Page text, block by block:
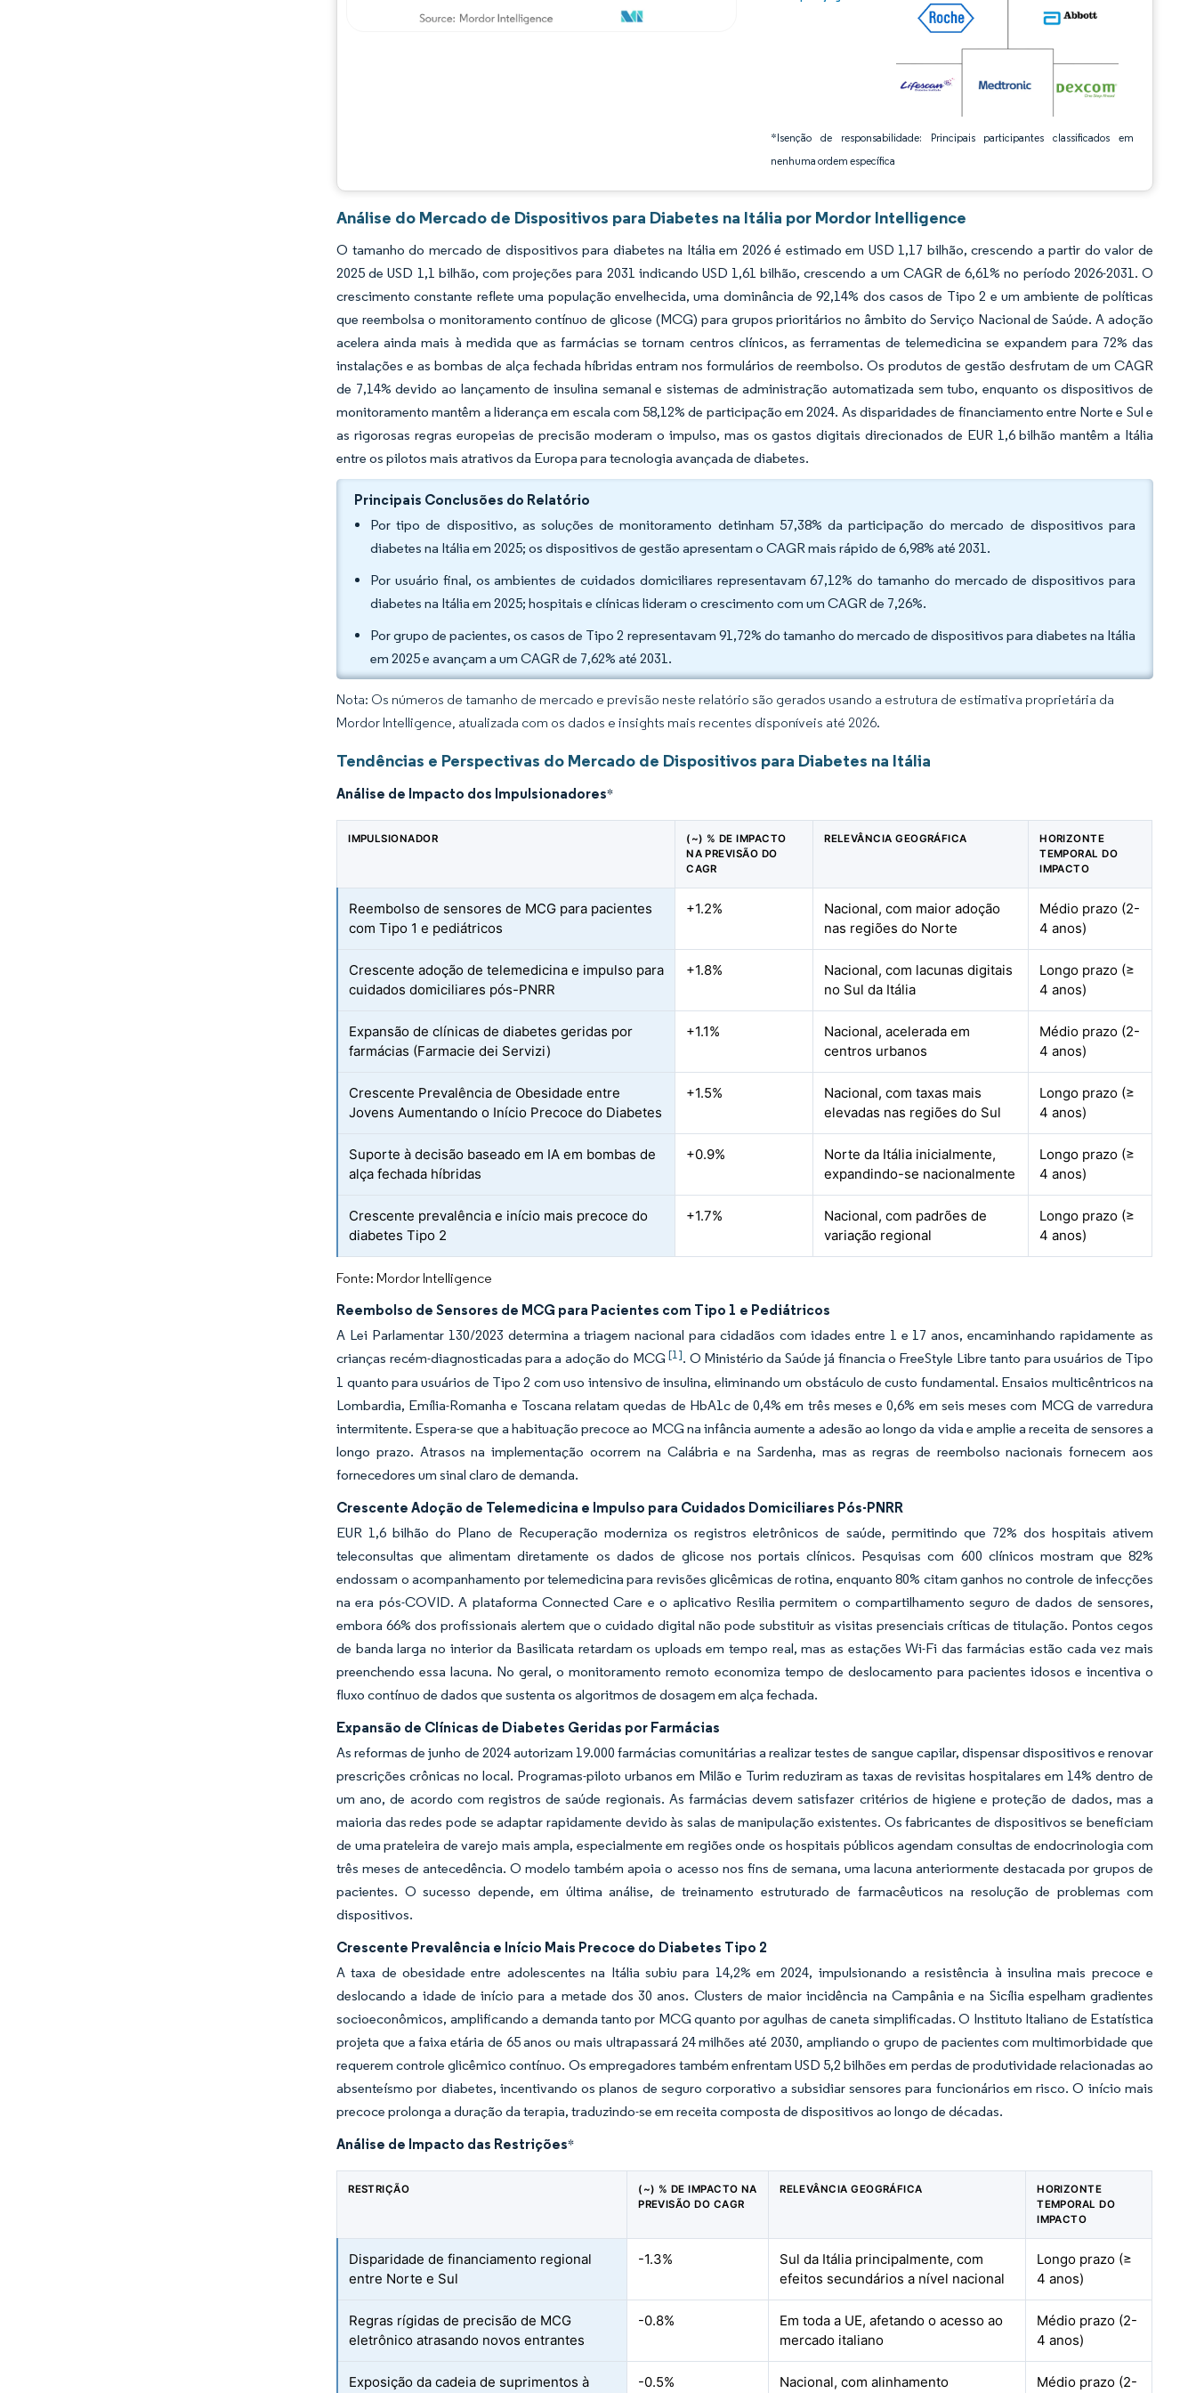
*Isenção de responsabilidade: Principais participantes classificados em
nenhuma ordem específica
Análise do Mercado de Dispositivos para Diabetes na Itália por Mordor Intelligence
O tamanho do mercado de dispositivos para diabetes na Itália em 2026 é estimado em USD 1,17 bilhão, crescendo a partir do valor de
2025 de USD 1,1 bilhão, com projeções para 2031 indicando USD 1,61 bilhão, crescendo a um CAGR de 6,61% no período 2026-2031. O
crescimento constante reflete uma população envelhecida, uma dominância de 92,14% dos casos de Tipo 2 e um ambiente de políticas
que reembolsa o monitoramento contínuo de glicose (MCG) para grupos prioritários no âmbito do Serviço Nacional de Saúde. A adoção
acelera ainda mais à medida que as farmácias se tornam centros clínicos, as ferramentas de telemedicina se expandem para 72% das
instalações e as bombas de alça fechada híbridas entram nos formulários de reembolso. Os produtos de gestão desfrutam de um CAGR
de 7,14% devido ao lançamento de insulina semanal e sistemas de administração automatizada sem tubo, enquanto os dispositivos de
monitoramento mantêm a liderança em escala com 58,12% de participação em 2024. As disparidades de financiamento entre Norte e Sul e
as rigorosas regras europeias de precisão moderam o impulso, mas os gastos digitais direcionados de EUR 1,6 bilhão mantêm a Itália
entre os pilotos mais atrativos da Europa para tecnologia avançada de diabetes.
Principais Conclusões do Relatório
Por tipo de dispositivo, as soluções de monitoramento detinham 57,38% da participação do mercado de dispositivos para
diabetes na Itália em 2025; os dispositivos de gestão apresentam o CAGR mais rápido de 6,98% até 2031.
Por usuário final, os ambientes de cuidados domiciliares representavam 67,12% do tamanho do mercado de dispositivos para
diabetes na Itália em 2025; hospitais e clínicas lideram o crescimento com um CAGR de 7,26%.
Por grupo de pacientes, os casos de Tipo 2 representavam 91,72% do tamanho do mercado de dispositivos para diabetes na Itália
em 2025 e avançam a um CAGR de 7,62% até 2031.
Nota: Os números de tamanho de mercado e previsão neste relatório são gerados usando a estrutura de estimativa proprietária da
Mordor Intelligence, atualizada com os dados e insights mais recentes disponíveis até 2026.
Tendências e Perspectivas do Mercado de Dispositivos para Diabetes na Itália
Análise de Impacto dos Impulsionadores*
IMPULSIONADOR
(~) % DE IMPACTO
NA PREVISÃO DO
CAGR
RELEVÂNCIA GEOGRÁFICA
HORIZONTE
TEMPORAL DO
IMPACTO
Reembolso de sensores de MCG para pacientes
com Tipo 1 e pediátricos
+1.2%
Nacional, com maior adoção
nas regiões do Norte
Médio prazo (2-
4 anos)
Crescente adoção de telemedicina e impulso para
cuidados domiciliares pós-PNRR
+1.8%
Nacional, com lacunas digitais
no Sul da Itália
Longo prazo (≥
4 anos)
Expansão de clínicas de diabetes geridas por
farmácias (Farmacie dei Servizi)
+1.1%
Nacional, acelerada em
centros urbanos
Médio prazo (2-
4 anos)
Crescente Prevalência de Obesidade entre
Jovens Aumentando o Início Precoce do Diabetes
+1.5%
Nacional, com taxas mais
elevadas nas regiões do Sul
Longo prazo (≥
4 anos)
Suporte à decisão baseado em IA em bombas de
alça fechada híbridas
+0.9%
Norte da Itália inicialmente,
expandindo-se nacionalmente
Longo prazo (≥
4 anos)
Crescente prevalência e início mais precoce do
diabetes Tipo 2
+1.7%
Nacional, com padrões de
variação regional
Longo prazo (≥
4 anos)
Fonte: Mordor Intelligence
Reembolso de Sensores de MCG para Pacientes com Tipo 1 e Pediátricos
A Lei Parlamentar 130/2023 determina a triagem nacional para cidadãos com idades entre 1 e 17 anos, encaminhando rapidamente as
crianças recém-diagnosticadas para a adoção do MCG[1]. O Ministério da Saúde já financia o FreeStyle Libre tanto para usuários de Tipo
1 quanto para usuários de Tipo 2 com uso intensivo de insulina, eliminando um obstáculo de custo fundamental. Ensaios multicêntricos na
Lombardia, Emília-Romanha e Toscana relatam quedas de HbA1c de 0,4% em três meses e 0,6% em seis meses com MCG de varredura
intermitente. Espera-se que a habituação precoce ao MCG na infância aumente a adesão ao longo da vida e amplie a receita de sensores a
longo prazo. Atrasos na implementação ocorrem na Calábria e na Sardenha, mas as regras de reembolso nacionais fornecem aos
fornecedores um sinal claro de demanda.
Crescente Adoção de Telemedicina e Impulso para Cuidados Domiciliares Pós-PNRR
EUR 1,6 bilhão do Plano de Recuperação moderniza os registros eletrônicos de saúde, permitindo que 72% dos hospitais ativem
teleconsultas que alimentam diretamente os dados de glicose nos portais clínicos. Pesquisas com 600 clínicos mostram que 82%
endossam o acompanhamento por telemedicina para revisões glicêmicas de rotina, enquanto 80% citam ganhos no controle de infecções
na era pós-COVID. A plataforma Connected Care e o aplicativo Resilia permitem o compartilhamento seguro de dados de sensores,
embora 66% dos profissionais alertem que o cuidado digital não pode substituir as visitas presenciais críticas de titulação. Pontos cegos
de banda larga no interior da Basilicata retardam os uploads em tempo real, mas as estações Wi-Fi das farmácias estão cada vez mais
preenchendo essa lacuna. No geral, o monitoramento remoto economiza tempo de deslocamento para pacientes idosos e incentiva o
fluxo contínuo de dados que sustenta os algoritmos de dosagem em alça fechada.
Expansão de Clínicas de Diabetes Geridas por Farmácias
As reformas de junho de 2024 autorizam 19.000 farmácias comunitárias a realizar testes de sangue capilar, dispensar dispositivos e renovar
prescrições crônicas no local. Programas-piloto urbanos em Milão e Turim reduziram as taxas de revisitas hospitalares em 14% dentro de
um ano, de acordo com registros de saúde regionais. As farmácias devem satisfazer critérios de higiene e proteção de dados, mas a
maioria das redes pode se adaptar rapidamente devido às salas de manipulação existentes. Os fabricantes de dispositivos se beneficiam
de uma prateleira de varejo mais ampla, especialmente em regiões onde os hospitais públicos agendam consultas de endocrinologia com
três meses de antecedência. O modelo também apoia o acesso nos fins de semana, uma lacuna anteriormente destacada por grupos de
pacientes. O sucesso depende, em última análise, de treinamento estruturado de farmacêuticos na resolução de problemas com
dispositivos.
Crescente Prevalência e Início Mais Precoce do Diabetes Tipo 2
A taxa de obesidade entre adolescentes na Itália subiu para 14,2% em 2024, impulsionando a resistência à insulina mais precoce e
deslocando a idade de início para a metade dos 30 anos. Clusters de maior incidência na Campânia e na Sicília espelham gradientes
socioeconômicos, amplificando a demanda tanto por MCG quanto por agulhas de caneta simplificadas. O Instituto Italiano de Estatística
projeta que a faixa etária de 65 anos ou mais ultrapassará 24 milhões até 2030, ampliando o grupo de pacientes com multimorbidade que
requerem controle glicêmico contínuo. Os empregadores também enfrentam USD 5,2 bilhões em perdas de produtividade relacionadas ao
absenteísmo por diabetes, incentivando os planos de seguro corporativo a subsidiar sensores para funcionários em risco. O início mais
precoce prolonga a duração da terapia, traduzindo-se em receita composta de dispositivos ao longo de décadas.
Análise de Impacto das Restrições*
RESTRIÇÃO
(~) % DE IMPACTO NA
PREVISÃO DO CAGR
RELEVÂNCIA GEOGRÁFICA
HORIZONTE
TEMPORAL DO
IMPACTO
Disparidade de financiamento regional
entre Norte e Sul
-1.3%
Sul da Itália principalmente, com
efeitos secundários a nível nacional
Longo prazo (≥
4 anos)
Regras rígidas de precisão de MCG
eletrônico atrasando novos entrantes
-0.8%
Em toda a UE, afetando o acesso ao
mercado italiano
Médio prazo (2-
4 anos)
Exposição da cadeia de suprimentos à -0.5% Nacional, com alinhamento Médio prazo (2-